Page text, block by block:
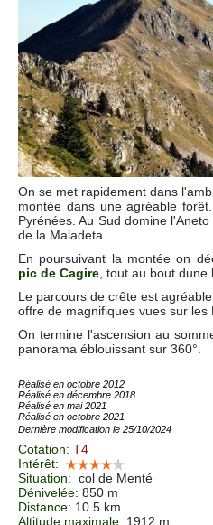
On se met rapidement dans
montée dans une agréable
Pyrénées. Au Sud domine
de la Maladeta.
En poursuivant la montée on
pic de Cagire , tout au bout dune
Le parcours de crête est
offre de magnifiques vues sur les
On termine l'ascension au
panorama éblouissant sur 360°.
Réalisé en octobre 2012
Réalisé en décembre 2018
Réalisé en mai 2021
Réalisé en octobre 2021
Dernière modification le 25/10/2024
Cotation: T4
Intérêt:
Situation: col de Menté
Dénivelée: 850 m
Distance: 10.5 km
Altitude maximale: 1912 m